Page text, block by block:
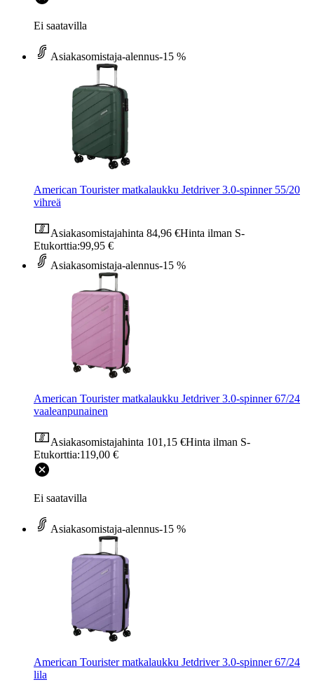
Ei saatavilla
Asiakasomistaja-alennus-15 %
American Tourister matkalaukku Jetdriver 3.0-spinner 55/20
vihreä
Asiakasomistajahinta 84,96 €Hinta ilman S-
Etukorttia:99,95 €
Asiakasomistaja-alennus-15 %
American Tourister matkalaukku Jetdriver 3.0-spinner 67/24
vaaleanpunainen
Asiakasomistajahinta 101,15 €Hinta ilman S-
Etukorttia:119,00 €
Ei saatavilla
Asiakasomistaja-alennus-15 %
American Tourister matkalaukku Jetdriver 3.0-spinner 67/24
lila